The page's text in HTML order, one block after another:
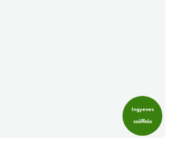
Ingyenes
szállítás